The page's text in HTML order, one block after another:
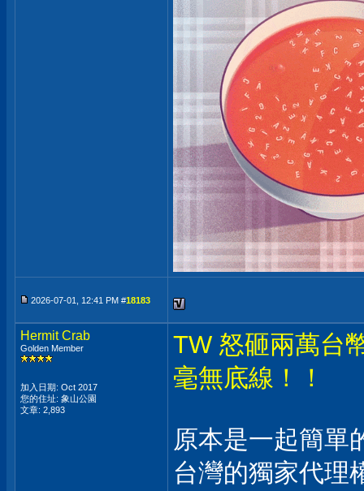
2026-07-01, 12:41 PM #18183
Hermit Crab
Golden Member
加入日期: Oct 2017
您的住址: 象山公園
文章: 2,893
TW 怒砸兩萬台
毫無底線！！
原本是一起簡單
台灣的獨家代理